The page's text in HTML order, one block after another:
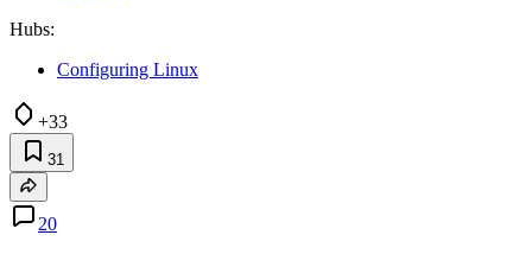
Hubs:
Configuring Linux
+33
31
20